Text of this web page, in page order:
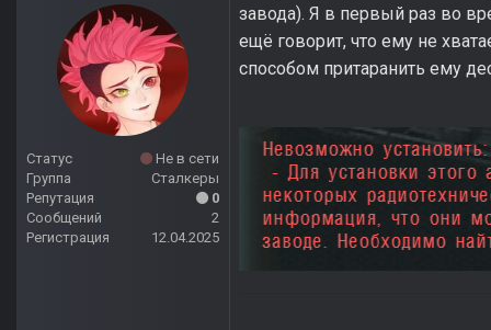
Статус
Не в сети
Группа
Сталкеры
Репутация
0
Сообщений
2
Регистрация
12.04.2025
завода). Я в первый раз во
ещё говорит, что ему не
способом притаранить ему